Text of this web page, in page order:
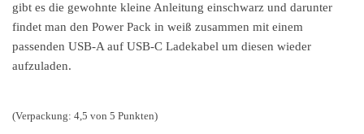
gibt es die gewohnte kleine Anleitung einschwarz und darunter
findet man den Power Pack in weiß zusammen mit einem
passenden USB-A auf USB-C Ladekabel um diesen wieder
aufzuladen.
(Verpackung: 4,5 von 5 Punkten)